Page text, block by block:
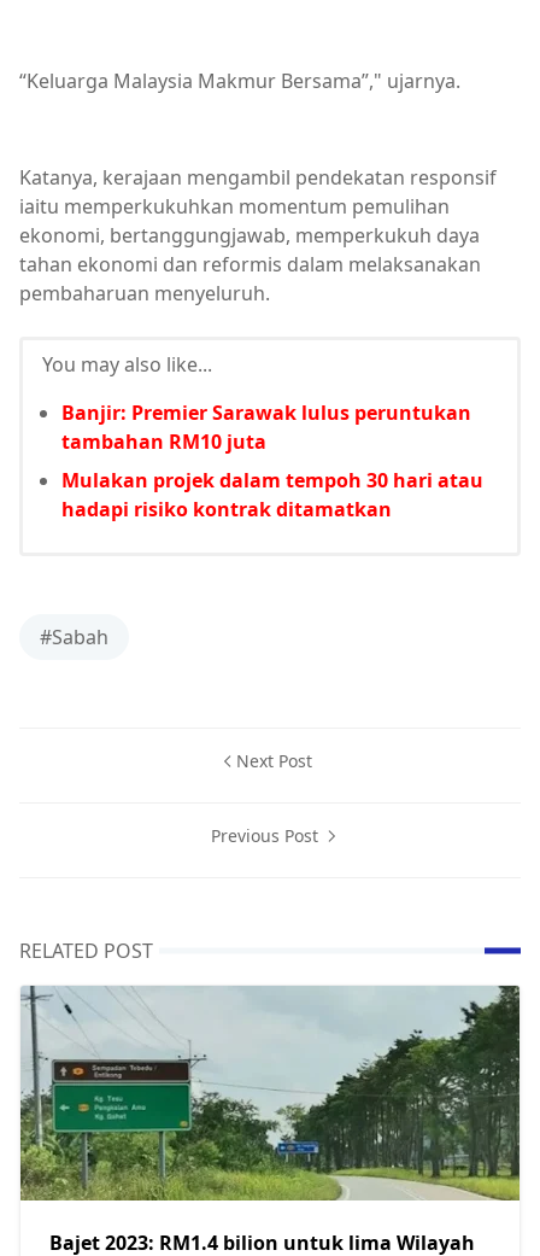
“Keluarga Malaysia Makmur Bersama”," ujarnya.
Katanya, kerajaan mengambil pendekatan responsif
iaitu memperkukuhkan momentum pemulihan
ekonomi, bertanggungjawab, memperkukuh daya
tahan ekonomi dan reformis dalam melaksanakan
pembaharuan menyeluruh.
You may also like...
Banjir: Premier Sarawak lulus peruntukan
tambahan RM10 juta
Mulakan projek dalam tempoh 30 hari atau
hadapi risiko kontrak ditamatkan
#Sabah
Next Post
Previous Post
RELATED POST
Bajet 2023: RM1.4 bilion untuk lima Wilayah